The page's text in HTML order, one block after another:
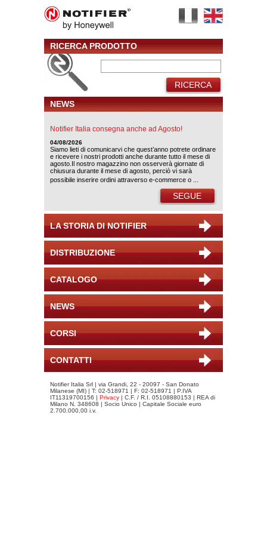
RICERCA PRODOTTO
RICERCA
NEWS
Notifier Italia consegna anche ad Agosto!
04/08/2026
Siamo lieti di comunicarvi che quest’anno potrete ordinare
e ricevere i nostri prodotti anche durante tutto il mese di
agosto.Il nostro magazzino non osserverà giornate di
chiusura durante il mese di agosto, perciò vi sarà
possibile inserire ordini attraverso e-commerce o ...
SEGUE
LA STORIA DI NOTIFIER
DISTRIBUZIONE
CATALOGO
NEWS
CORSI
CONTATTI
Notifier Italia Srl | via Grandi, 22 - 20097 - San Donato
Milanese (MI) | T: 02-518971 | F: 02-518971 | P.IVA
IT11319700156 | Privacy | C.F. / R.I. 05108880153 | REA di
Milano N. 348608 | Socio Unico | Capitale Sociale euro
2.700.000,00 i.v.